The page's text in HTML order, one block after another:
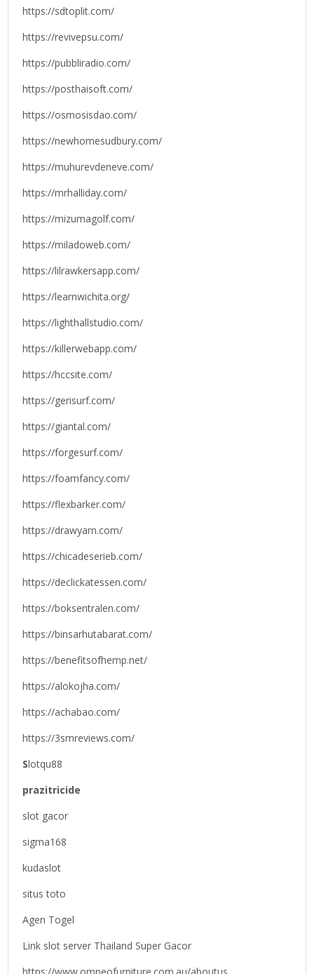
https://sdtoplit.com/
https://revivepsu.com/
https://pubbliradio.com/
https://posthaisoft.com/
https://osmosisdao.com/
https://newhomesudbury.com/
https://muhurevdeneve.com/
https://mrhalliday.com/
https://mizumagolf.com/
https://miladoweb.com/
https://lilrawkersapp.com/
https://learnwichita.org/
https://lighthallstudio.com/
https://killerwebapp.com/
https://hccsite.com/
https://gerisurf.com/
https://giantal.com/
https://forgesurf.com/
https://foamfancy.com/
https://flexbarker.com/
https://drawyarn.com/
https://chicadeserieb.com/
https://declickatessen.com/
https://boksentralen.com/
https://binsarhutabarat.com/
https://benefitsofhemp.net/
https://alokojha.com/
https://achabao.com/
https://3smreviews.com/
Slotqu88
prazitricide
slot gacor
sigma168
kudaslot
situs toto
Agen Togel
Link slot server Thailand Super Gacor
https://www.omneofurniture.com.au/aboutus